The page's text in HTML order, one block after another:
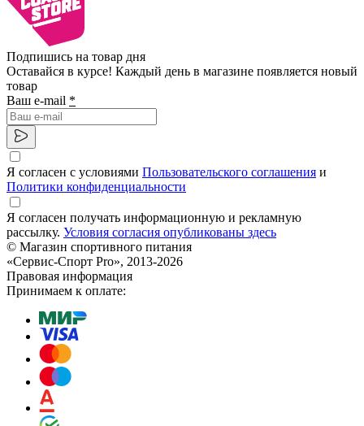
Подпишись на товар дня
Оставайся в курсе! Каждый день в магазине появляется новый
товар
Ваш e-mail *
Я согласен с условиями Пользовательского соглашения и
Политики конфиденциальности
Я согласен получать информационную и рекламную
рассылку. Условия согласия опубликованы здесь
© Магазин спортивного питания
«Сервис-Спорт Pro», 2013-2026
Правовая информация
Принимаем к оплате: